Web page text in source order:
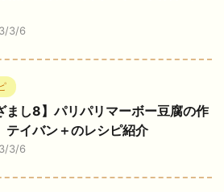
3/6
まし8】パリパリマーボー豆腐の作
テイバン＋のレシピ紹介
3/6